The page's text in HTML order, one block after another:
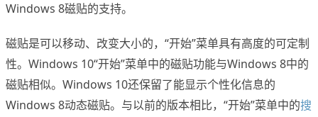
Windows 8磁贴的支持。
磁贴是可以移动、改变大小的，“开始”菜单具有高度的可定制
性。Windows 10“开始”菜单中的磁贴功能与Windows 8中的
磁贴相似。Windows 10还保留了能显示个性化信息的
Windows 8动态磁贴。与以前的版本相比，“开始”菜单中的搜